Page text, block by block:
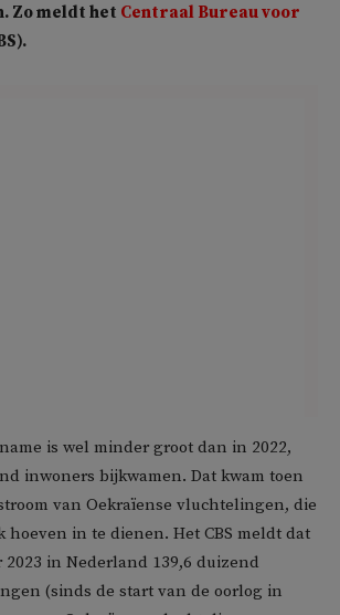
Zo meldt het Centraal Bureau voor
is wel minder groot dan in 2022,
inwoners bijkwamen. Dat kwam toen
van Oekraïense vluchtelingen, die
hoeven in te dienen. Het CBS meldt dat
in Nederland 139,6 duizend
(sinds de start van de oorlog in